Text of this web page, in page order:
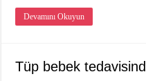
Devamını Okuyun
Tüp bebek